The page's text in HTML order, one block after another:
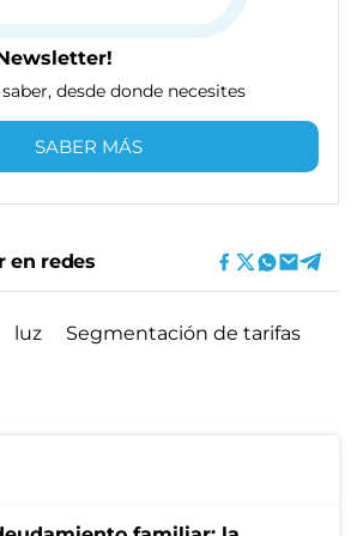
desde donde necesites
SABER MÁS
en redes
luz
Segmentación de tarifas